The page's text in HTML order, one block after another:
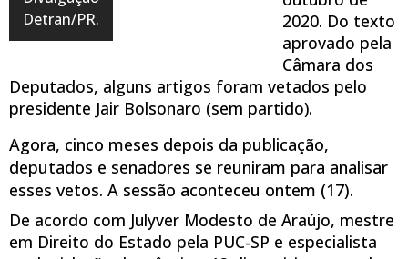
Detran/PR.
2020. Do texto
aprovado pela
Câmara dos
Deputados, alguns artigos foram vetados pelo
presidente Jair Bolsonaro (sem partido).
Agora, cinco meses depois da publicação,
deputados e senadores se reuniram para analisar
esses vetos. A sessão aconteceu ontem (17).
De acordo com Julyver Modesto de Araújo, mestre
em Direito do Estado pela PUC-SP e especialista